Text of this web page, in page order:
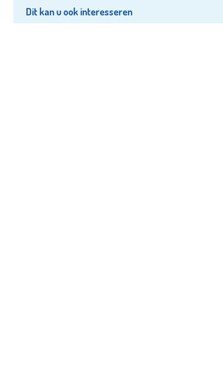
Dit kan u ook interesseren